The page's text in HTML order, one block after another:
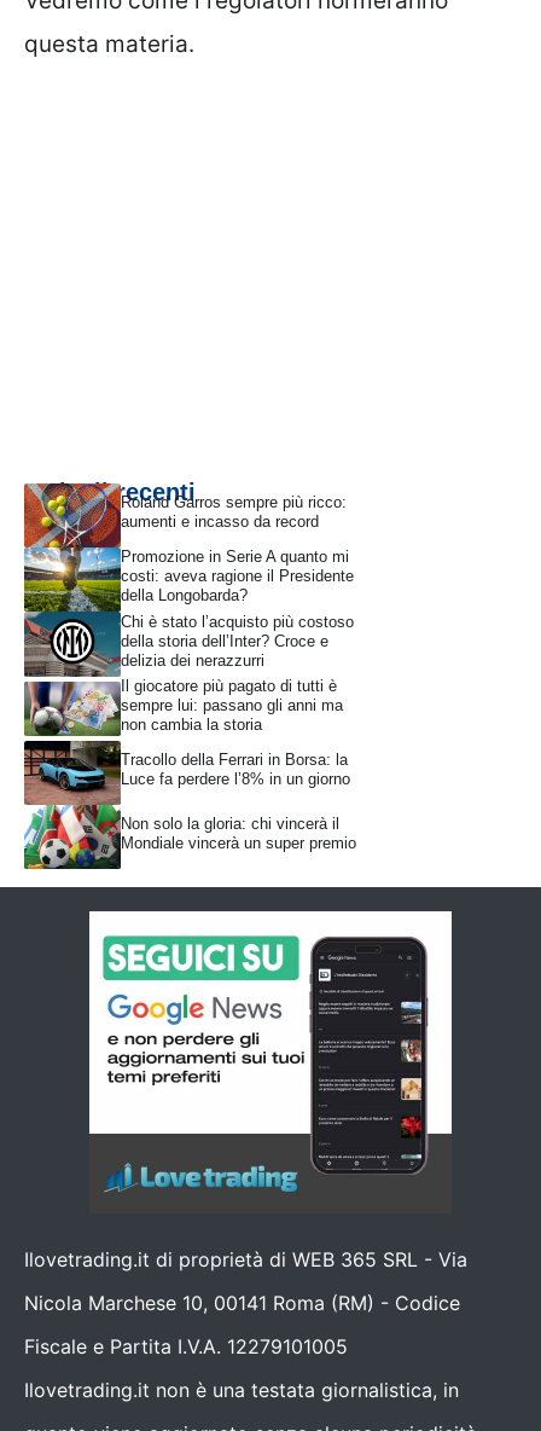
questa materia.
Articoli recentiRoland Garros sempre più ricco:
aumenti e incasso da record
Promozione in Serie A quanto mi
costi: aveva ragione il Presidente
della Longobarda?
Chi è stato l’acquisto più costoso
della storia dell’Inter? Croce e
delizia dei nerazzurri
Il giocatore più pagato di tutti è
sempre lui: passano gli anni ma
non cambia la storia
Tracollo della Ferrari in Borsa: la
Luce fa perdere l’8% in un giorno
Non solo la gloria: chi vincerà il
Mondiale vincerà un super premio
Ilovetrading.it di proprietà di WEB 365 SRL - Via
Nicola Marchese 10, 00141 Roma (RM) - Codice
Fiscale e Partita I.V.A. 12279101005
Ilovetrading.it non è una testata giornalistica, in